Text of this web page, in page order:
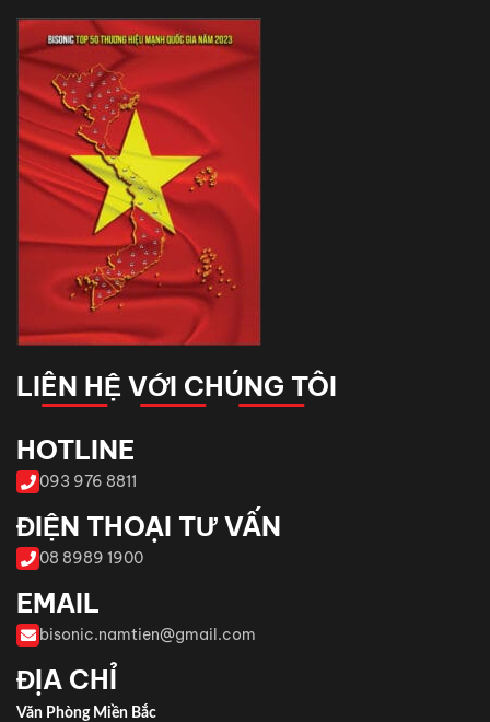
LIÊN HỆ VỚI CHÚNG TÔI
HOTLINE
093 976 8811
ĐIỆN THOẠI TƯ VẤN
08 8989 1900
EMAIL
bisonic.namtien@gmail.com
ĐỊA CHỈ
Văn Phòng Miền Bắc